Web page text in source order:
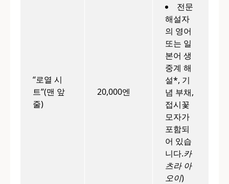
“로열 시
트”(맨 앞
줄)
20,000엔
전문
해설자
의 영어
또는 일
본어 생
중계 해
설*, 기
념 부채,
접시꽃
모자가
포함되
어 있습
니다.카
츠라 아
오이)